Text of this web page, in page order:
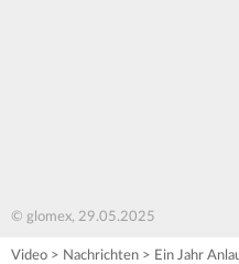
© glomex, 29.05.2025
Video > Nachrichten > Ein Jahr